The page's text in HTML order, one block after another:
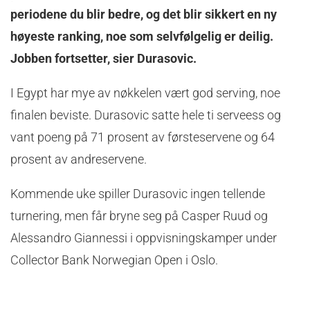
periodene du blir bedre, og det blir sikkert en ny
høyeste ranking, noe som selvfølgelig er deilig.
Jobben fortsetter, sier Durasovic.
I Egypt har mye av nøkkelen vært god serving, noe
finalen beviste. Durasovic satte hele ti serveess og
vant poeng på 71 prosent av førsteservene og 64
prosent av andreservene.
Kommende uke spiller Durasovic ingen tellende
turnering, men får bryne seg på Casper Ruud og
Alessandro Giannessi i oppvisningskamper under
Collector Bank Norwegian Open i Oslo.